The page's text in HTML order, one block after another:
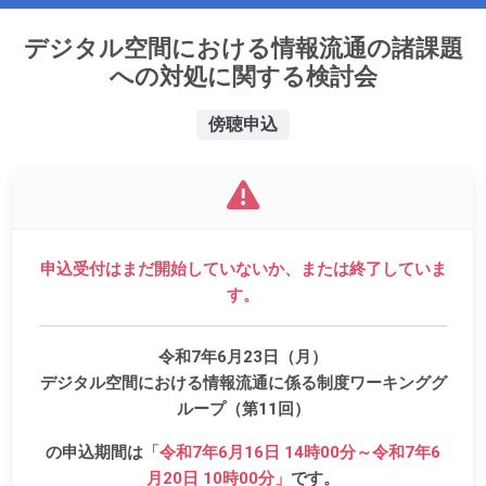
デジタル空間における情報流通の諸課題
への対処に関する検討会
傍聴申込
申込受付はまだ開始していないか、または終了していま
す。
令和7年6月23日（月）
デジタル空間における情報流通に係る制度ワーキンググ
ループ（第11回）
の申込期間は 「令和7年6月16日 14時00分～令和7年6
月20日 10時00分」 です。